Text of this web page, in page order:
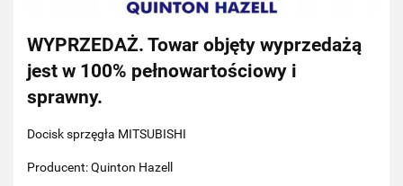
WYPRZEDAŻ. Towar objęty wyprzedażą
jest w 100% pełnowartościowy i
sprawny.
Docisk sprzęgła MITSUBISHI
Producent: Quinton Hazell